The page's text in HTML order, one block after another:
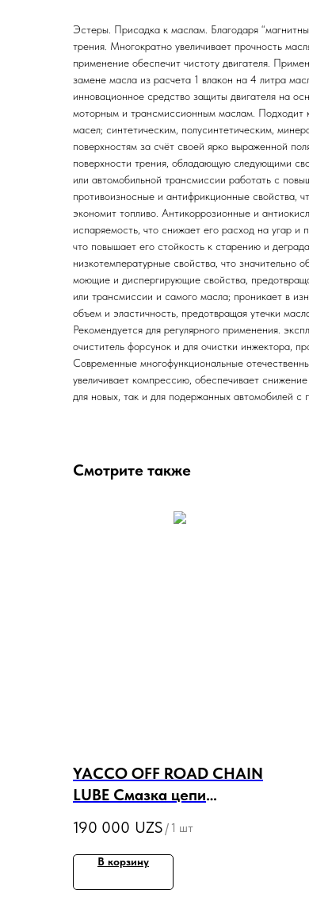
Эстеры. Присадка к маслам. Благодаря
трения. Многократно увеличивает прочность
применение обеспечит чистоту двигателя.
замене масла из расчета 1 влакон на 4 литра
инновационное средство защиты двигателя на
моторным и трансмиссионным маслам. Подходит
масел; синтетическим, полуcинтетическим,
поверхностям за счёт своей ярко выраженной
поверхности трения, обладающую следующими
или автомобильной трансмиссии работать с
противоизносные и антифрикционные свойства,
экономит топливо. Антикоррозионные и
испаряемость, что снижает его расход на угар и
что повышает его стойкость к старению и
низкотемпературные свойства, что значительно
моющие и диспергирующие свойства,
или трансмиссии и самого масла; проникает в
объем и эластичность, предотвращая утечки
Рекомендуется для регулярного применения.
очиститель форсунок и для очистки инжектора,
Современные многофункциональные
увеличивает компрессию, обеспечивает
для новых, так и для подержанных автомобилей с
Смотрите также
YACCO OFF ROAD CHAIN
LUBE Смазка цепи
190 000 UZS / 1 шт
В корзину